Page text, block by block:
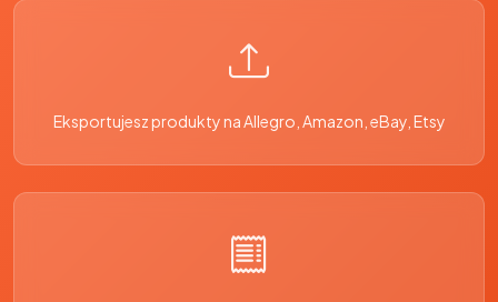
Eksportujesz produkty na Allegro, Amazon, eBay, Etsy